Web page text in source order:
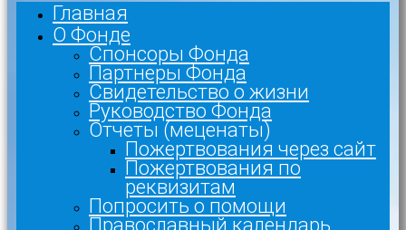
Главная
О Фонде
Спонсоры Фонда
Партнеры Фонда
Свидетельство о жизни
Руководство Фонда
Отчеты (меценаты)
Пожертвования через сайт
Пожертвования по
реквизитам
Попросить о помощи
Православный календарь